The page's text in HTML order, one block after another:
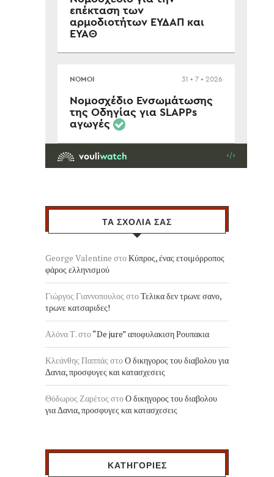
ΤΑ ΣΧΟΛΙΑ ΣΑΣ
George Valentine στοΚύπρος, ένας ετοιμόρροπος
φάρος ελληνισμού
Γιώργος Γιαννοπουλος στοΤελικα δεν τρωνε σανο,
τρωνε κατσαριδες!
Αλόνα Τ.στο“De jure” αποφυλακιση Ρουπακια
Κλεάνθης Παππάς στοΟ δικηγορος του διαβολου για
Δανια, προσφυγες και κατασχεσεις
Θόδωρος Ζαρέτος στοΟ δικηγορος του διαβολου
για Δανια, προσφυγες και κατασχεσεις
ΚΑΤΗΓΟΡΙΕΣ